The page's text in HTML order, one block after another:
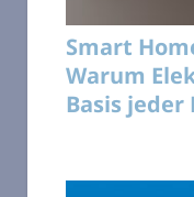
Smart
Warum
Basis jeder